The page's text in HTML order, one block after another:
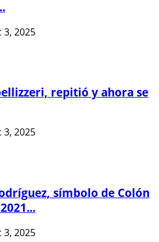
3, 2025
repitió y ahora se
3, 2025
símbolo de Colón
3, 2025